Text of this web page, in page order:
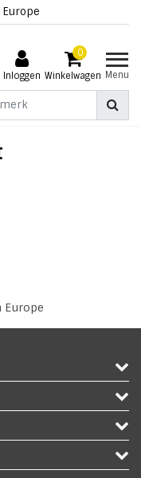
Inloggen
0
Winkelwagen Menu